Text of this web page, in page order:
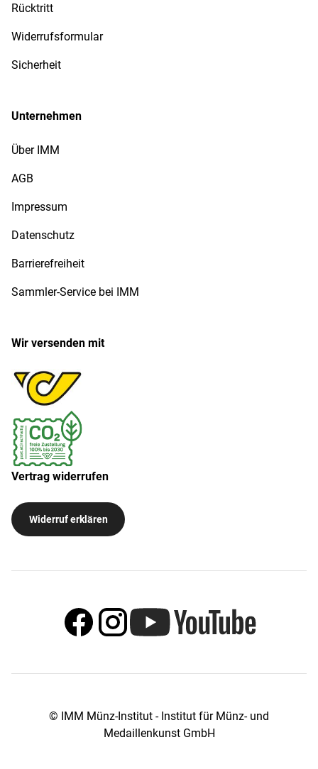
Rücktritt
Widerrufsformular
Sicherheit
Unternehmen
Über IMM
AGB
Impressum
Datenschutz
Barrierefreiheit
Sammler-Service bei IMM
Wir versenden mit
Vertrag widerrufen
Widerruf erklären
© IMM Münz-Institut - Institut für Münz- und
Medaillenkunst GmbH